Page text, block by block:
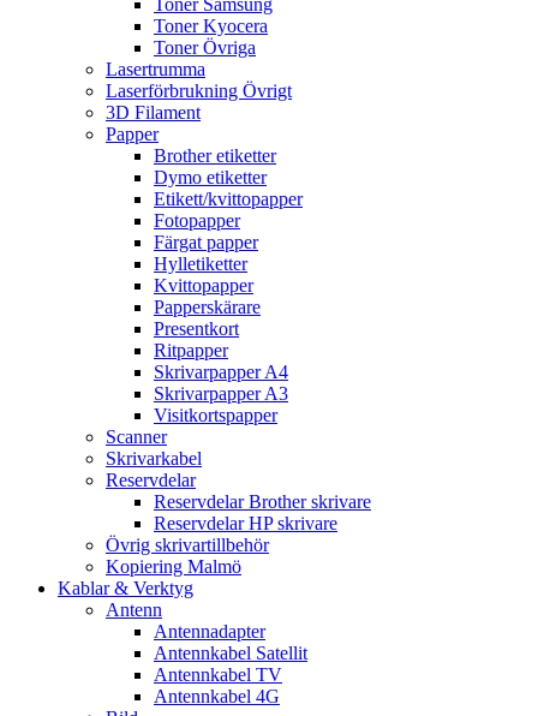
Toner Samsung
Toner Kyocera
Toner Övriga
Lasertrumma
Laserförbrukning Övrigt
3D Filament
Papper
Brother etiketter
Dymo etiketter
Etikett/kvittopapper
Fotopapper
Färgat papper
Hylletiketter
Kvittopapper
Papperskärare
Presentkort
Ritpapper
Skrivarpapper A4
Skrivarpapper A3
Visitkortspapper
Scanner
Skrivarkabel
Reservdelar
Reservdelar Brother skrivare
Reservdelar HP skrivare
Övrig skrivartillbehör
Kopiering Malmö
Kablar & Verktyg
Antenn
Antennadapter
Antennkabel Satellit
Antennkabel TV
Antennkabel 4G